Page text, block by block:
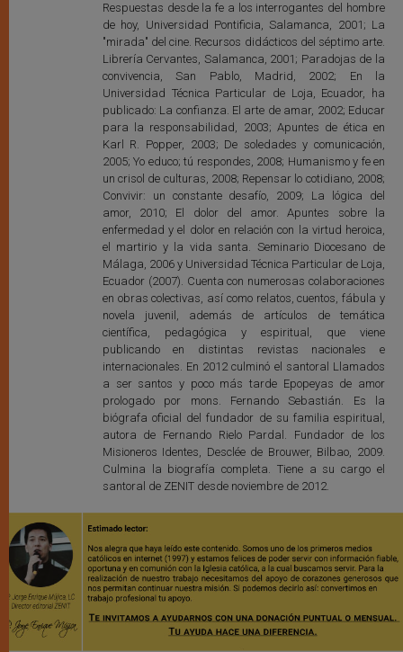
Respuestas desde la fe a los interrogantes del hombre
de hoy, Universidad Pontificia, Salamanca, 2001; La
"mirada" del cine. Recursos didácticos del séptimo arte.
Librería Cervantes, Salamanca, 2001; Paradojas de la
convivencia, San Pablo, Madrid, 2002; En la
Universidad Técnica Particular de Loja, Ecuador, ha
publicado: La confianza. El arte de amar, 2002; Educar
para la responsabilidad, 2003; Apuntes de ética en
Karl R. Popper, 2003; De soledades y comunicación,
2005; Yo educo; tú respondes, 2008; Humanismo y fe en
un crisol de culturas, 2008; Repensar lo cotidiano, 2008;
Convivir: un constante desafío, 2009; La lógica del
amor, 2010; El dolor del amor. Apuntes sobre la
enfermedad y el dolor en relación con la virtud heroica,
el martirio y la vida santa. Seminario Diocesano de
Málaga, 2006 y Universidad Técnica Particular de Loja,
Ecuador (2007). Cuenta con numerosas colaboraciones
en obras colectivas, así como relatos, cuentos, fábula y
novela juvenil, además de artículos de temática
científica, pedagógica y espiritual, que viene
publicando en distintas revistas nacionales e
internacionales. En 2012 culminó el santoral Llamados
a ser santos y poco más tarde Epopeyas de amor
prologado por mons. Fernando Sebastián. Es la
biógrafa oficial del fundador de su familia espiritual,
autora de Fernando Rielo Pardal. Fundador de los
Misioneros Identes, Desclée de Brouwer, Bilbao, 2009.
Culmina la biografía completa. Tiene a su cargo el
santoral de ZENIT desde noviembre de 2012.